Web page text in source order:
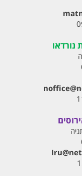
נורדאו